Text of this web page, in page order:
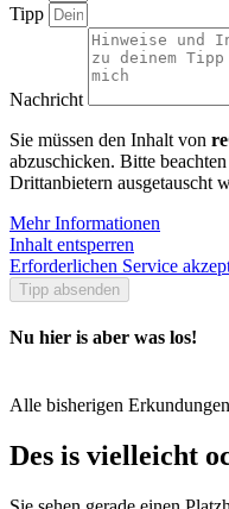
Tipp
Nachricht
Sie müssen den Inhalt von
abzuschicken. Bitte
Drittanbietern ausgetauscht
Mehr Informationen
Inhalt entsperren
Erforderlichen Service
Tipp absenden
Nu hier is aber was los!
Alle bisherigen
Des is vielleicht